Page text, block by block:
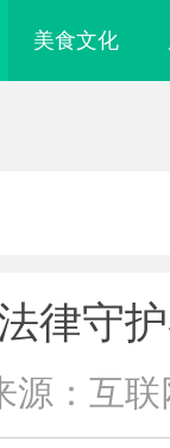
美食文化
律守
源：互联